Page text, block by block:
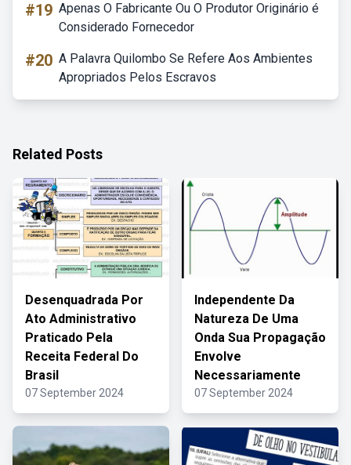
#19 Apenas O Fabricante Ou O Produtor Originário é
Considerado Fornecedor
#20 A Palavra Quilombo Se Refere Aos Ambientes
Apropriados Pelos Escravos
Related Posts
Desenquadrada Por
Ato Administrativo
Praticado Pela
Receita Federal Do
Brasil
07 September 2024
Independente Da
Natureza De Uma
Onda Sua Propagação
Envolve
Necessariamente
07 September 2024